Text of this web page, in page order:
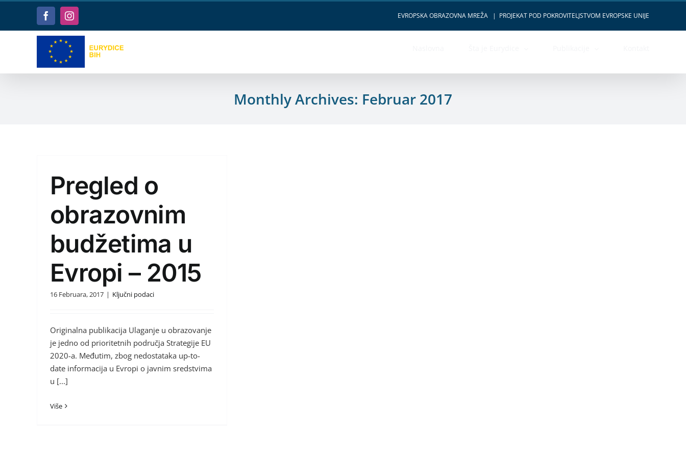
content
FacebookInstagram EVROPSKA OBRAZOVNA MREŽA | PROJEKAT POD POKROVITELJSTVOM EVROPSKE UNIJE
Monthly Archives: Februar 2017
Pregled o
obrazovnim
budžetima u
Evropi – 2015
16 Februara, 2017 | Ključni podaci
Originalna publikacija Ulaganje u obrazovanje
je jedno od prioritetnih područja Strategije EU
2020-a. Međutim, zbog nedostataka up-to-
date informacija u Evropi o javnim sredstvima
u [...]
Više